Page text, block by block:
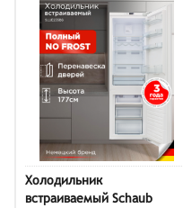
Холодильник
встраиваемый Schaub